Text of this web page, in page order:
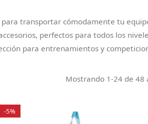
transportar cómodamente tu
perfectos para todos los
para entrenamientos y
Mostrando 1-24 de 48
-5%